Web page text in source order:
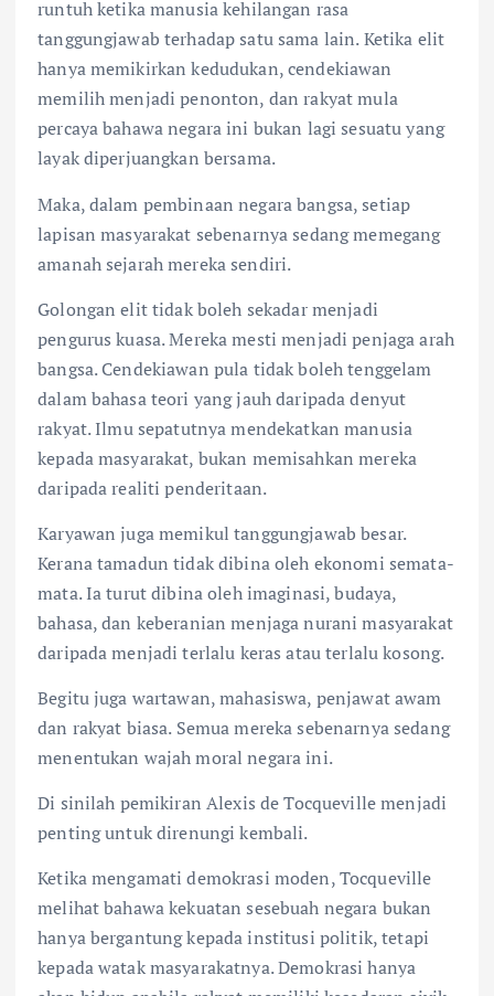
runtuh ketika manusia kehilangan rasa
tanggungjawab terhadap satu sama lain. Ketika elit
hanya memikirkan kedudukan, cendekiawan
memilih menjadi penonton, dan rakyat mula
percaya bahawa negara ini bukan lagi sesuatu yang
layak diperjuangkan bersama.
Maka, dalam pembinaan negara bangsa, setiap
lapisan masyarakat sebenarnya sedang memegang
amanah sejarah mereka sendiri.
Golongan elit tidak boleh sekadar menjadi
pengurus kuasa. Mereka mesti menjadi penjaga arah
bangsa. Cendekiawan pula tidak boleh tenggelam
dalam bahasa teori yang jauh daripada denyut
rakyat. Ilmu sepatutnya mendekatkan manusia
kepada masyarakat, bukan memisahkan mereka
daripada realiti penderitaan.
Karyawan juga memikul tanggungjawab besar.
Kerana tamadun tidak dibina oleh ekonomi semata-
mata. Ia turut dibina oleh imaginasi, budaya,
bahasa, dan keberanian menjaga nurani masyarakat
daripada menjadi terlalu keras atau terlalu kosong.
Begitu juga wartawan, mahasiswa, penjawat awam
dan rakyat biasa. Semua mereka sebenarnya sedang
menentukan wajah moral negara ini.
Di sinilah pemikiran Alexis de Tocqueville menjadi
penting untuk direnungi kembali.
Ketika mengamati demokrasi moden, Tocqueville
melihat bahawa kekuatan sesebuah negara bukan
hanya bergantung kepada institusi politik, tetapi
kepada watak masyarakatnya. Demokrasi hanya